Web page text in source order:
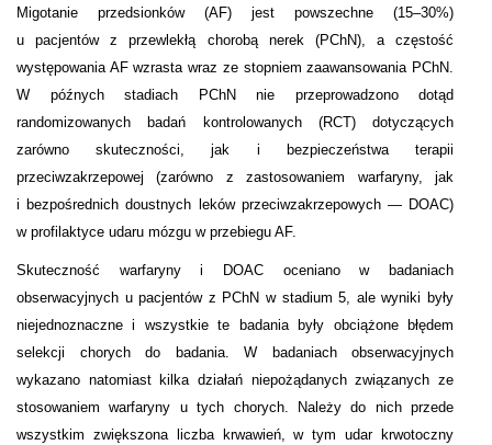
Migotanie przedsionków (AF) jest powszechne (15–30%)
u pacjentów z przewlekłą chorobą nerek (PChN), a częstość
występowania AF wzrasta wraz ze stopniem zaawansowania PChN.
W późnych stadiach PChN nie przeprowadzono dotąd
randomizowanych badań kontrolowanych (RCT) dotyczących
zarówno skuteczności, jak i bezpieczeństwa terapii
przeciwzakrzepowej (zarówno z zastosowaniem warfaryny, jak
i bezpośrednich doustnych leków przeciwzakrzepowych — DOAC)
w profilaktyce udaru mózgu w przebiegu AF.
Skuteczność warfaryny i DOAC oceniano w badaniach
obserwacyjnych u pacjentów z PChN w stadium 5, ale wyniki były
niejednoznaczne i wszystkie te badania były obciążone błędem
selekcji chorych do badania. W badaniach obserwacyjnych
wykazano natomiast kilka działań niepożądanych związanych ze
stosowaniem warfaryny u tych chorych. Należy do nich przede
wszystkim zwiększona liczba krwawień, w tym udar krwotoczny